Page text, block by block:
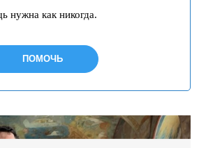
нужна как никогда.
ПОМОЧЬ